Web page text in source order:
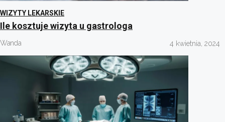
WIZYTY LEKARSKIE
Ile kosztuje wizyta u gastrologa
Wanda 4 kwietnia, 2024